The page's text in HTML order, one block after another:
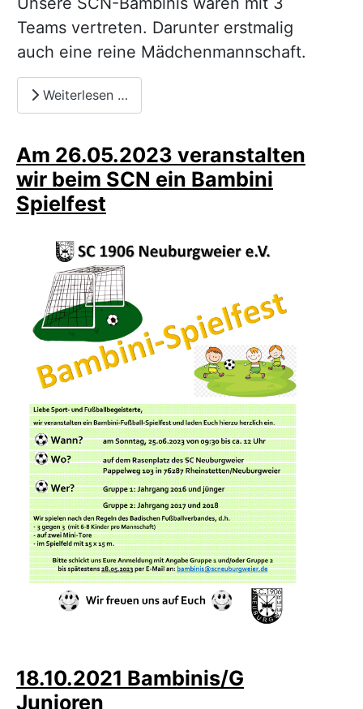
Teams vertreten. Darunter erstmalig
auch eine reine Mädchenmannschaft.
Weiterlesen …
Am 26.05.2023 veranstalten
wir beim SCN ein Bambini
Spielfest
18.10.2021 Bambinis/G
Junioren